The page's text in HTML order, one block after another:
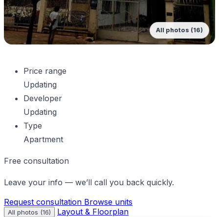
All photos (16)
Price range
Updating
Developer
Updating
Type
Apartment
Free consultation
Leave your info — we’ll call you back quickly.
Request consultation Browse units
All photos (16) Layout & Floorplan